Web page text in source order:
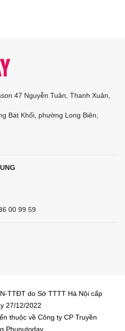
47 Nguyễn Tuân, Thanh Xuân,
Bát Khối, phường Long Biên,
00 99 59
TTĐT do Sở TTTT Hà Nội cấp
27/12/2022
thuộc về Công ty CP Truyền
Phunutoday